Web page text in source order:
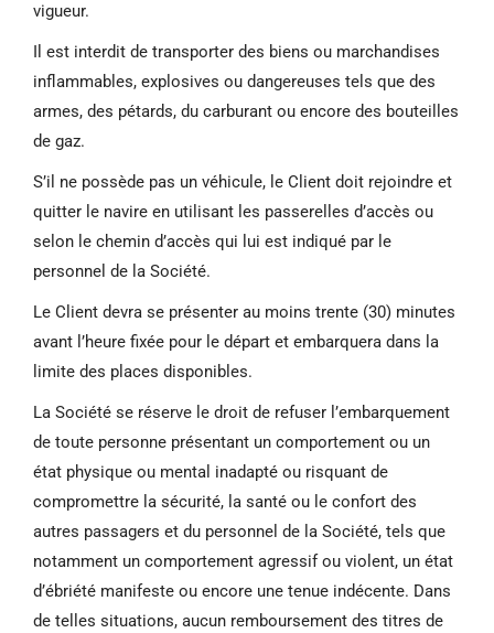
vigueur.
Il est interdit de transporter des biens ou marchandises
inflammables, explosives ou dangereuses tels que des
armes, des pétards, du carburant ou encore des bouteilles
de gaz.
S’il ne possède pas un véhicule, le Client doit rejoindre et
quitter le navire en utilisant les passerelles d’accès ou
selon le chemin d’accès qui lui est indiqué par le
personnel de la Société.
Le Client devra se présenter au moins trente (30) minutes
avant l’heure fixée pour le départ et embarquera dans la
limite des places disponibles.
La Société se réserve le droit de refuser l’embarquement
de toute personne présentant un comportement ou un
état physique ou mental inadapté ou risquant de
compromettre la sécurité, la santé ou le confort des
autres passagers et du personnel de la Société, tels que
notamment un comportement agressif ou violent, un état
d’ébriété manifeste ou encore une tenue indécente. Dans
de telles situations, aucun remboursement des titres de